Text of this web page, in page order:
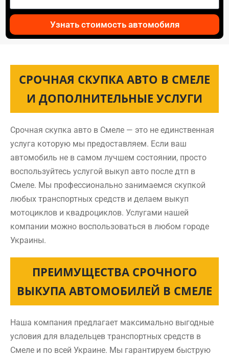
Узнать стоимость автомобиля
СРОЧНАЯ СКУПКА АВТО В СМЕЛЕ
И ДОПОЛНИТЕЛЬНЫЕ УСЛУГИ
Срочная скупка авто в Смеле — это не единственная
услуга которую мы предоставляем. Если ваш
автомобиль не в самом лучшем состоянии, просто
воспользуйтесь услугой выкуп авто после дтп в
Смеле. Мы профессионально занимаемся скупкой
любых транспортных средств и делаем выкуп
мотоциклов и квадроциклов. Услугами нашей
компании можно воспользоваться в любом городе
Украины.
ПРЕИМУЩЕСТВА СРОЧНОГО
ВЫКУПА АВТОМОБИЛЕЙ В СМЕЛЕ
Наша компания предлагает максимально выгодные
условия для владельцев транспортных средств в
Смеле и по всей Украине. Мы гарантируем быструю